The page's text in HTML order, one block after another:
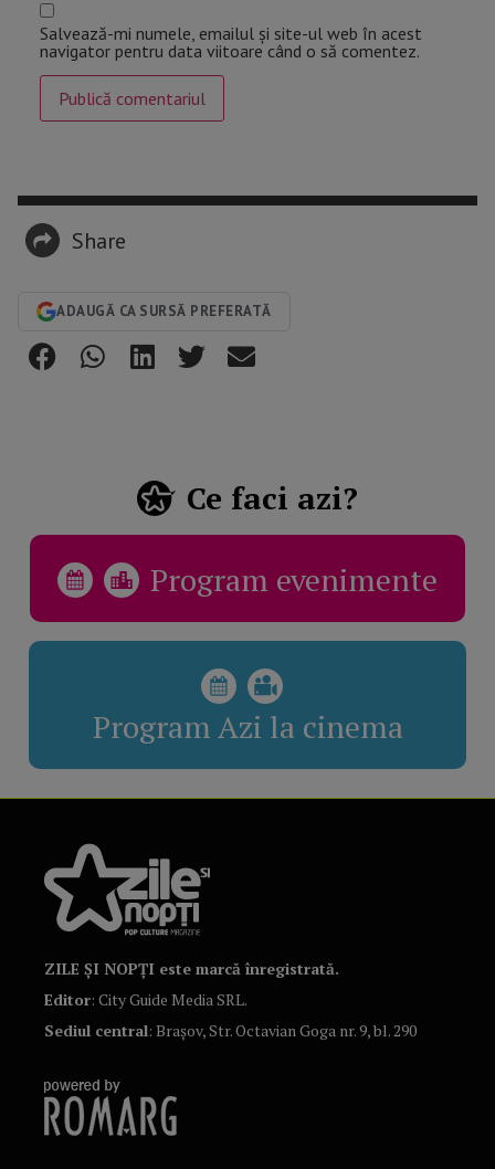
Salvează-mi numele, emailul și site-ul web în acest
navigator pentru data viitoare când o să comentez.
Share
ADAUGĂ CA SURSĂ PREFERATĂ
Ce faci azi?
Program evenimente
Program Azi la cinema
ZILE ȘI NOPȚI este marcă înregistrată.
Editor: City Guide Media SRL.
Sediul central: Brașov, Str. Octavian Goga nr. 9, bl. 290